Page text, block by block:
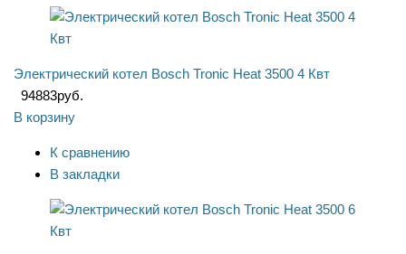
Электрический котел Bosch Tronic Heat 3500 4 Квт
94883руб.
В корзину
К сравнению
В закладки